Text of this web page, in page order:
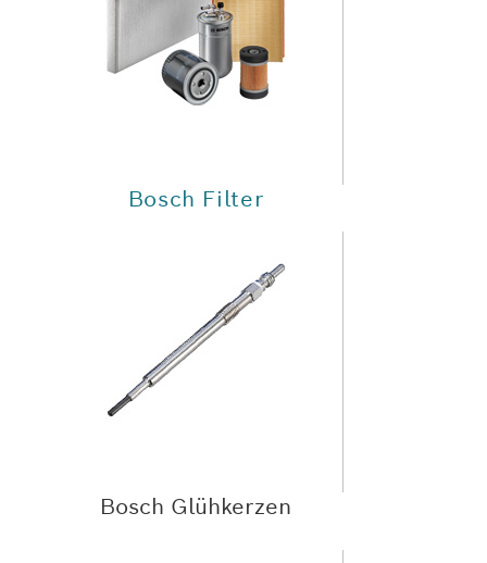
Bosch Filter
Bosch Glühkerzen